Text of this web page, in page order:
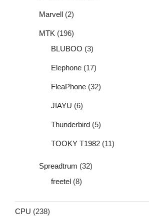
Marvell (2)
MTK (196)
BLUBOO (3)
Elephone (17)
FleaPhone (32)
JIAYU (6)
Thunderbird (5)
TOOKY T1982 (11)
Spreadtrum (32)
freetel (8)
CPU (238)